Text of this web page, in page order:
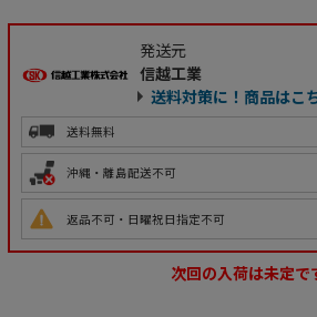
発送元
信越工業
送料対策に！商品はこ
送料無料
沖縄・離島配送不可
返品不可・日曜祝日指定不可
次回の入荷は未定で